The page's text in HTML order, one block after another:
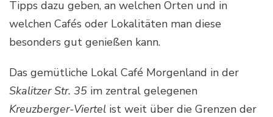
Tipps dazu geben, an welchen Orten und in
welchen Cafés oder Lokalitäten man diese
besonders gut genießen kann.
Das gemütliche Lokal Café Morgenland in der
Skalitzer Str. 35 im zentral gelegenen
Kreuzberger-Viertel ist weit über die Grenzen der